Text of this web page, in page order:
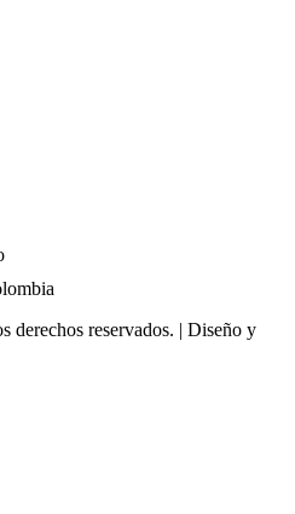
derechos reservados. | Diseño y